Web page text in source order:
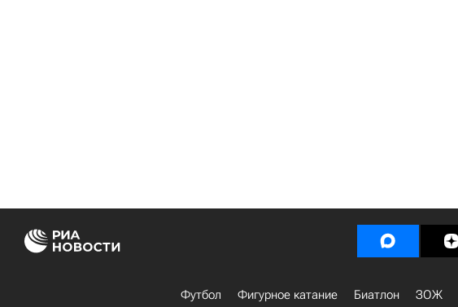
Футбол Фигурное катание Биатлон ЗОЖ